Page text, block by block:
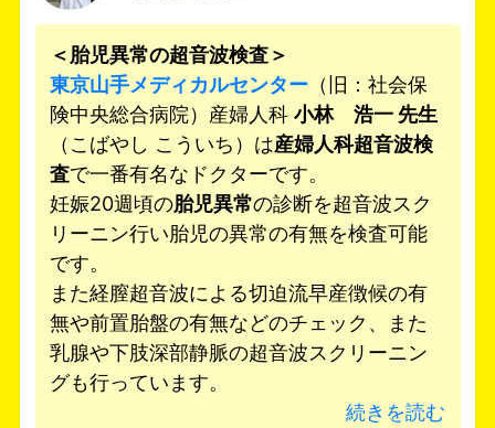
＜胎児異常の超音波検査＞
東京山手メディカルセンター （旧：社会保
険中央総合病院）産婦人科 小林 浩一 先生
（こばやし こういち）は産婦人科超音波検
査で一番有名なドクターです。
妊娠20週頃の胎児異常の診断を超音波スク
リーニン行い胎児の異常の有無を検査可能
です。
また経膣超音波による切迫流早産徴候の有
無や前置胎盤の有無などのチェック、また
乳腺や下肢深部静脈の超音波スクリーニン
グも行っています。
続きを読む